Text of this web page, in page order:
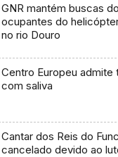
GNR mantém buscas
ocupantes do
no rio Douro
Centro Europeu admite
com saliva
Cantar dos Reis do
cancelado devido ao